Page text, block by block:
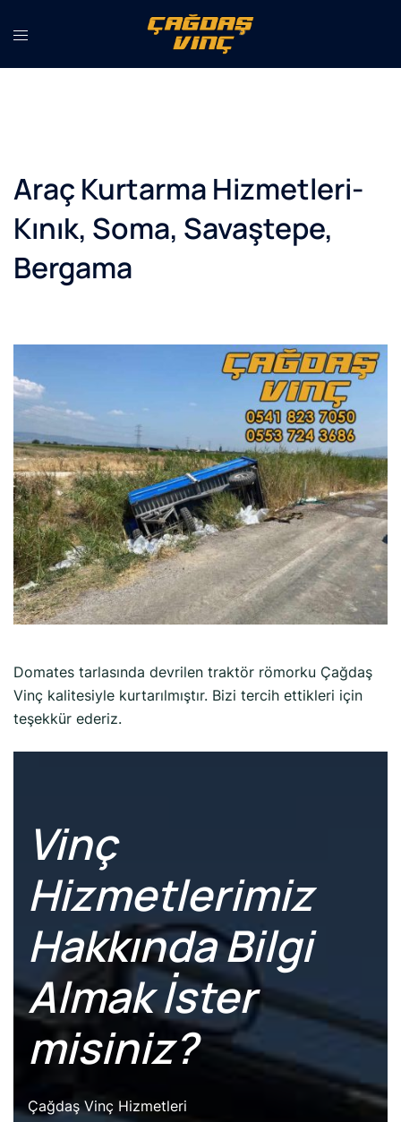
atla
Araç Kurtarma Hizmetleri-
Kınık, Soma, Savaştepe,
Bergama
Domates tarlasında devrilen traktör römorku Çağdaş
Vinç kalitesiyle kurtarılmıştır. Bizi tercih ettikleri için
teşekkür ederiz.
Vinç
Hizmetlerimiz
Hakkında Bilgi
Almak İster
misiniz?
Çağdaş Vinç Hizmetleri